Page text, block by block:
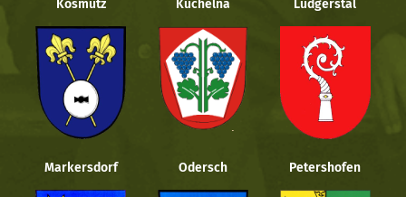
Kosmütz Kuchelna Ludgerstal
Markersdorf Odersch Petershofen